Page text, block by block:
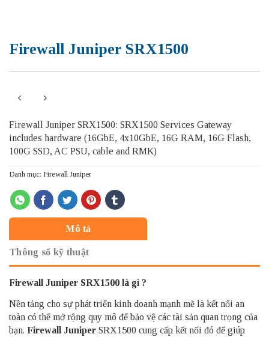
Firewall Juniper SRX1500
Firewall Juniper SRX1500: SRX1500 Services Gateway
includes hardware (16GbE, 4x10GbE, 16G RAM, 16G Flash,
100G SSD, AC PSU, cable and RMK)
Danh mục: Firewall Juniper
Mô tả
Thông số kỹ thuật
Firewall Juniper SRX1500 là gì ?
Nền tảng cho sự phát triển kinh doanh mạnh mẽ là kết nối an
toàn có thể mở rộng quy mô để bảo vệ các tài sản quan trọng của
bạn. Firewall Juniper SRX1500 cung cấp kết nối đó để giúp